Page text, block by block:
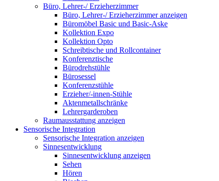
Büro, Lehrer-/ Erzieherzimmer
Büro, Lehrer-/ Erzieherzimmer anzeigen
Büromöbel Basic und Basic-Aske
Kollektion Expo
Kollektion Opto
Schreibtische und Rollcontainer
Konferenztische
Bürodrehstühle
Bürosessel
Konferenzstühle
Erzieher/-innen-Stühle
Aktenmetallschränke
Lehrergarderoben
Raumausstattung anzeigen
Sensorische Integration
Sensorische Integration anzeigen
Sinnesentwicklung
Sinnesentwicklung anzeigen
Sehen
Hören